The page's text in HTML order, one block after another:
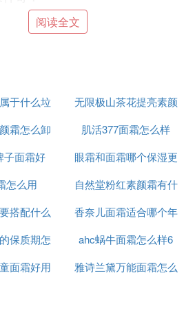
么样
肽修护系列怎么样？让我们一
的营养成分，能够有效的锁定皮
越有光泽度，具有美白、抗老
肤品牌，采用纯天然的成分，能
可以镇定我们的皮肤以及修护肌
容的解答。每个人的肤质都是不
阅读全文
于什么垃
无限极山茶花提亮素颜
霜怎么样
霜怎么卸
肌活377面霜怎么样
子面霜好
眼霜和面霜哪个保湿更
好
怎么用
自然堂粉红素颜霜有什
么功效
搭配什么
香奈儿面霜适合哪个年
龄段
保质期怎
ahc蜗牛面霜怎么样6
面霜好用
雅诗兰黛万能面霜怎么